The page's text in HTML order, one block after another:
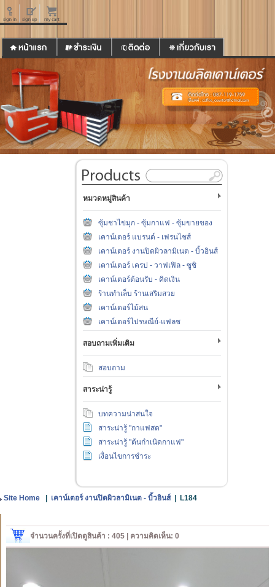
หมวดหมู่สินค้า
ซุ้มชาไข่มุก - ซุ้มกาแฟ - ซุ้มขายของ
เคาน์เตอร์ แบรนด์ - เฟรนไชส์
เคาน์เตอร์ งานปิดผิวลามิเนต - บิ้วอินส์
เคาน์เตอร์ เครป - วาฟเฟิล - ซูชิ
เคาน์เตอร์ต้อนรับ - คิดเงิน
ร้านทำเล็บ ร้านเสริมสวย
เคาน์เตอร์ไม้สน
เคาน์เตอร์ไปรษณีย์-แฟลช
สอบถามเพิ่มเติม
สอบถาม
สาระน่ารู้
บทความน่าสนใจ
สาระน่ารู้ "กาแฟสด"
สาระน่ารู้ "ต้นกำเนิดกาแฟ"
เงื่อนไขการชำระ
Site Home เคาน์เตอร์ งานปิดผิวลามิเนต - บิ้วอินส์| L184
จำนวนครั้งที่เปิดดูสินค้า : 405 | ความคิดเห็น: 0